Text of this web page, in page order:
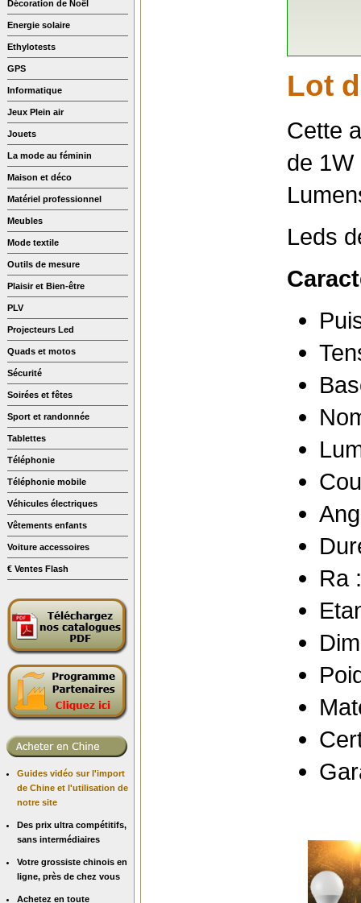
Décoration de Noël
Energie solaire
Ethylotests
GPS
Informatique
Jeux Plein air
Jouets
La mode au féminin
Maison et déco
Matériel professionnel
Meubles
Mode textile
Outils de mesure
Plaisir et Bien-être
PLV
Projecteurs Led
Quads et motos
Sécurité
Soirées et fêtes
Sport et randonnée
Tablettes
Téléphonie
Téléphonie mobile
Véhicules électriques
Vêtements enfants
Voiture accessoires
€ Ventes Flash
Guides vidéo sur l'import
de Chine et l'utilisation de
notre site
Des prix ultra compétitifs,
sans intermédiaires
Votre grossiste chinois en
ligne, près de chez vous
Achetez en toute
Lot
Cette
de 1W
Leds
Ra